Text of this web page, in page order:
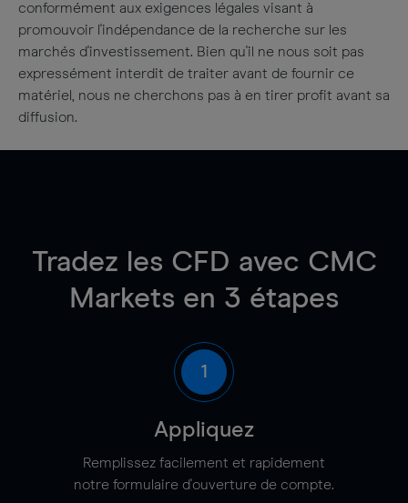
conformément aux exigences légales visant à
promouvoir l'indépendance de la recherche sur les
marchés d'investissement. Bien qu'il ne nous soit pas
expressément interdit de traiter avant de fournir ce
matériel, nous ne cherchons pas à en tirer profit avant sa
diffusion.
Tradez les CFD avec CMC
Markets en 3 étapes
1
Appliquez
Remplissez facilement et rapidement
notre formulaire d'ouverture de compte.